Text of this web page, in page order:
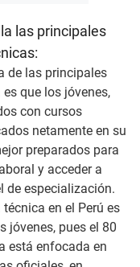
las principales
de las principales
que los jóvenes,
con cursos
netamente en su
preparados para
y acceder a
de especialización.
en el Perú es
jóvenes, pues el 80
está enfocada en